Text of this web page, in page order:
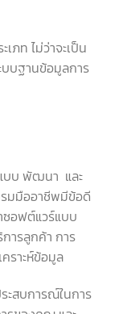
ภท ไม่ว่าจะเป็น
บฐานข้อมูลการ
บบ พัฒนา และ
รมมืออาชีพมีข้อดี
ซอฟต์แวร์แบบ
ารลูกค้า การ
ราะห์ข้อมูล
ะสบการณ์ในการ